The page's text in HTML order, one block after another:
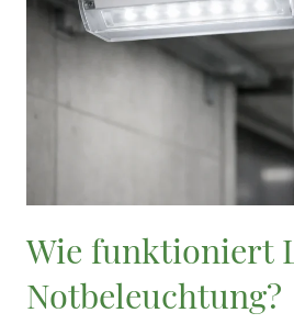
Wie funktioniert
Notbeleuchtung?